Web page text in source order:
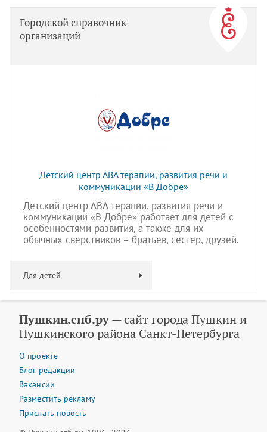
Городской справочник
организаций
Детский центр АВА терапии, развития речи и
коммуникации «В Добре»
Детский центр АВА терапии, развития речи и
коммуникации «В Добре» работает для детей с
особенностями развития, а также для их
обычных сверстников – братьев, сестер, друзей.
Для детей
Пушкин.спб.ру— сайт города Пушкин и
Пушкинского района Санкт-Петербурга
О проекте
Блог редакции
Вакансии
Разместить рекламу
Прислать новость